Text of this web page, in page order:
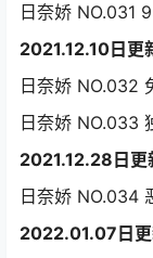
日奈娇 NO.031
2021.12.10日更
日奈娇 NO.032
日奈娇 NO.033
2021.12.28日更
日奈娇 NO.034
2022.01.07日更